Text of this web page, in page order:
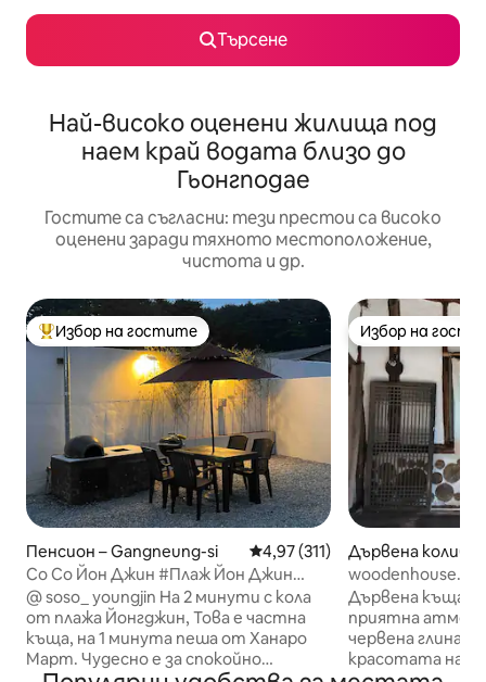
Търсене
Най-високо оценени жилища под
наем край водата близо до
Гьонгподае
Гостите са съгласни: тези престои са високо
оценени заради тяхното местоположение,
чистота и др.
Най-популярен избор на гостите
Избор на гостите
Пенсион – Gangneung-si Средна оценка: 4,97 от 5,
4,97 (311)
Со Со Йон Джин #Плаж Йон Джин
#Отделна къща #Отделна къща
#Лагерен огън #Село Кангс
#Барбекю #Голям двор #Гангнън
@ soso_ youngjin На 2 минути с кола
от плажа Йонгджин, Това е частна
къща, на 1 минута пеша от Ханаро
Март. Чудесно е за спокойно
Избор на
Избор на
Дървена колиба
m-myeon,
woodenhouse.yangyang
Healing House
Yangyang
Дървена къща
приятна
червена глина
красотата на